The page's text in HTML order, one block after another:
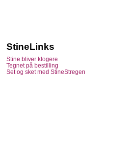
StineLinks
Stine bliver klogere
Tegnet på bestilling
Set og sket med StineStregen